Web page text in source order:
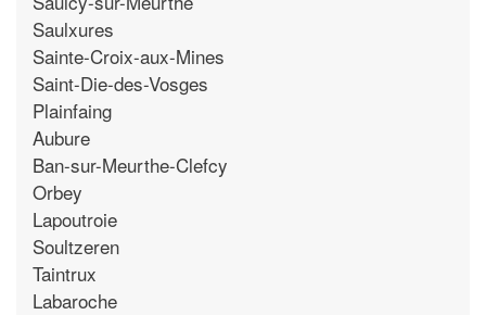
Saulxures
Sainte-Croix-aux-Mines
Saint-Die-des-Vosges
Plainfaing
Aubure
Ban-sur-Meurthe-Clefcy
Orbey
Lapoutroie
Soultzeren
Taintrux
Labaroche